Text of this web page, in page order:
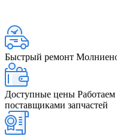
Быстрый ремонт
Доступные цены
поставщиками запчастей